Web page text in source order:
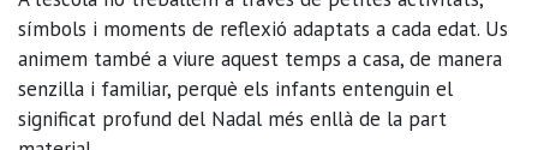
símbols i moments de reflexió adaptats a cada edat. Us
animem també a viure aquest temps a casa, de manera
senzilla i familiar, perquè els infants entenguin el
significat profund del Nadal més enllà de la part